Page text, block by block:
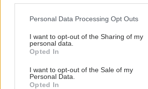
Please note that this website/app uses one
not limited to your visit or usage behaviour.
grant or deny consent to Google and its
use your data for below specified purposes
consent section.
Personal Data Processing Opt Outs
I want to opt-out of the Sharing of my
personal data.
Opted In
I want to opt-out of the Sale of my
Personal Data.
Opted In
Προσθέστε το iatronet.gr στο Discover
shares
ΔΙΑΒΑΣΤΕ ΑΚΟΜΑ